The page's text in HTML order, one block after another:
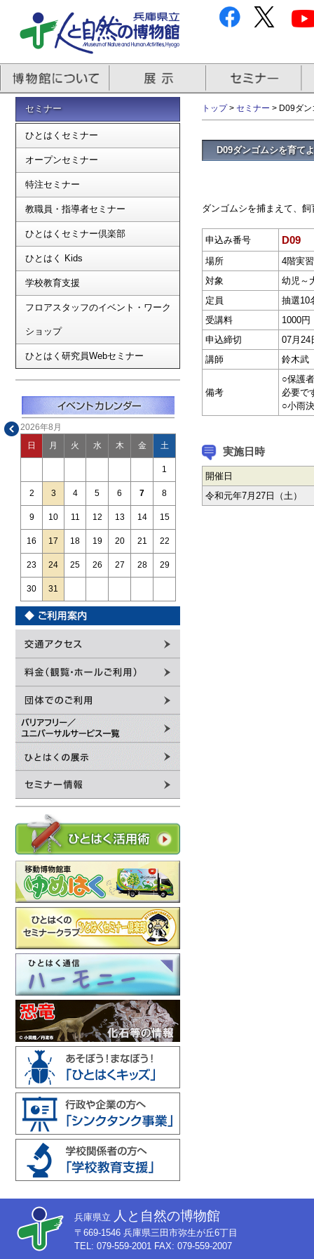
セミナー
ひとはくセミナー
オープンセミナー
特注セミナー
教職員・指導者セミナー
ひとはくセミナー倶楽部
ひとはく Kids
学校教育支援
フロアスタッフのイベント・ワーク
ショップ
ひとはく研究員Webセミナー
2026年8月
日 月 火 水 木 金 土
1
2 3 4 5 6 7 8
9 10 11 12 13 14 15
16 17 18 19 20 21 22
23 24 25 26 27 28 29
30 31
トップ> セミナー > D09ダン
D09ダンゴムシを育て
ダンゴムシを捕まえて、
申込み番号 D09
場所
4階実
対象
幼児～
定員
抽選10
受講料
1000円
申込締切
07月24
講師
鈴木武
備考
○保護
必要で
○小雨
実施日時
開催日
令和元年7月27日（土）
兵庫県立 人と自然の博物館
〒669-1546 兵庫県三田市弥生が丘6丁目
TEL: 079-559-2001 FAX: 079-559-2007